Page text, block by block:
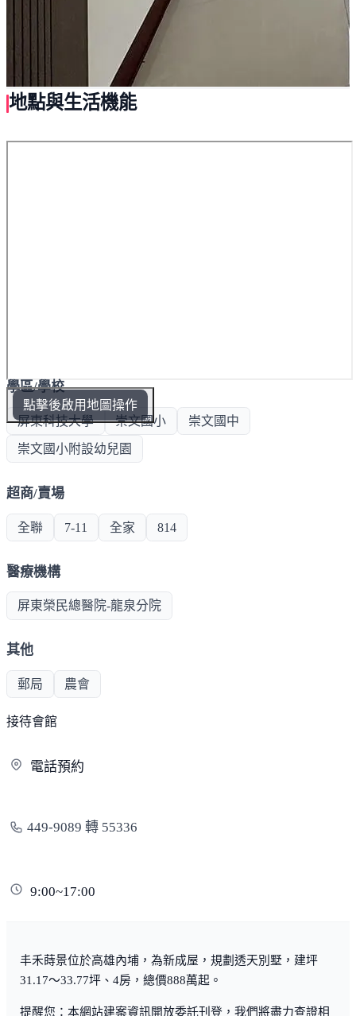
地點與生活機能
點擊後啟用地圖操作
學區/學校
屏東科技大學 崇文國小 崇文國中
崇文國小附設幼兒園
超商/賣場
全聯 7-11 全家 814
醫療機構
屏東榮民總醫院-龍泉分院
其他
郵局 農會
接待會館
電話預約
449-9089 轉 55336
9:00~17:00
丰禾蒔景位於高雄內埔，為新成屋，規劃透天別墅，建坪
31.17～33.77坪、4房，總價888萬起。
提醒您：本網站建案資訊開放委託刊登，我們將盡力查證相